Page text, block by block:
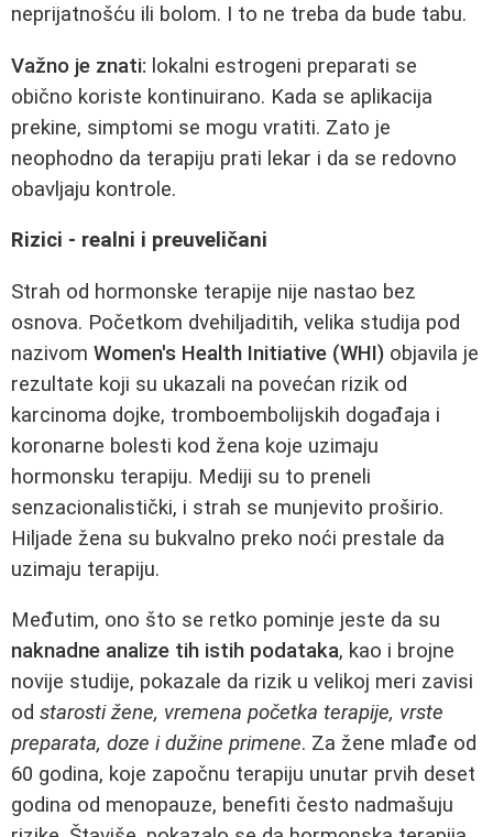
neprijatnošću ili bolom. I to ne treba da bude tabu.
Važno je znati: lokalni estrogeni preparati se
obično koriste kontinuirano. Kada se aplikacija
prekine, simptomi se mogu vratiti. Zato je
neophodno da terapiju prati lekar i da se redovno
obavljaju kontrole.
Rizici - realni i preuveličani
Strah od hormonske terapije nije nastao bez
osnova. Početkom dvehiljaditih, velika studija pod
nazivom Women's Health Initiative (WHI) objavila je
rezultate koji su ukazali na povećan rizik od
karcinoma dojke, tromboembolijskih događaja i
koronarne bolesti kod žena koje uzimaju
hormonsku terapiju. Mediji su to preneli
senzacionalistički, i strah se munjevito proširio.
Hiljade žena su bukvalno preko noći prestale da
uzimaju terapiju.
Međutim, ono što se retko pominje jeste da su
naknadne analize tih istih podataka, kao i brojne
novije studije, pokazale da rizik u velikoj meri zavisi
od starosti žene, vremena početka terapije, vrste
preparata, doze i dužine primene. Za žene mlađe od
60 godina, koje započnu terapiju unutar prvih deset
godina od menopauze, benefiti često nadmašuju